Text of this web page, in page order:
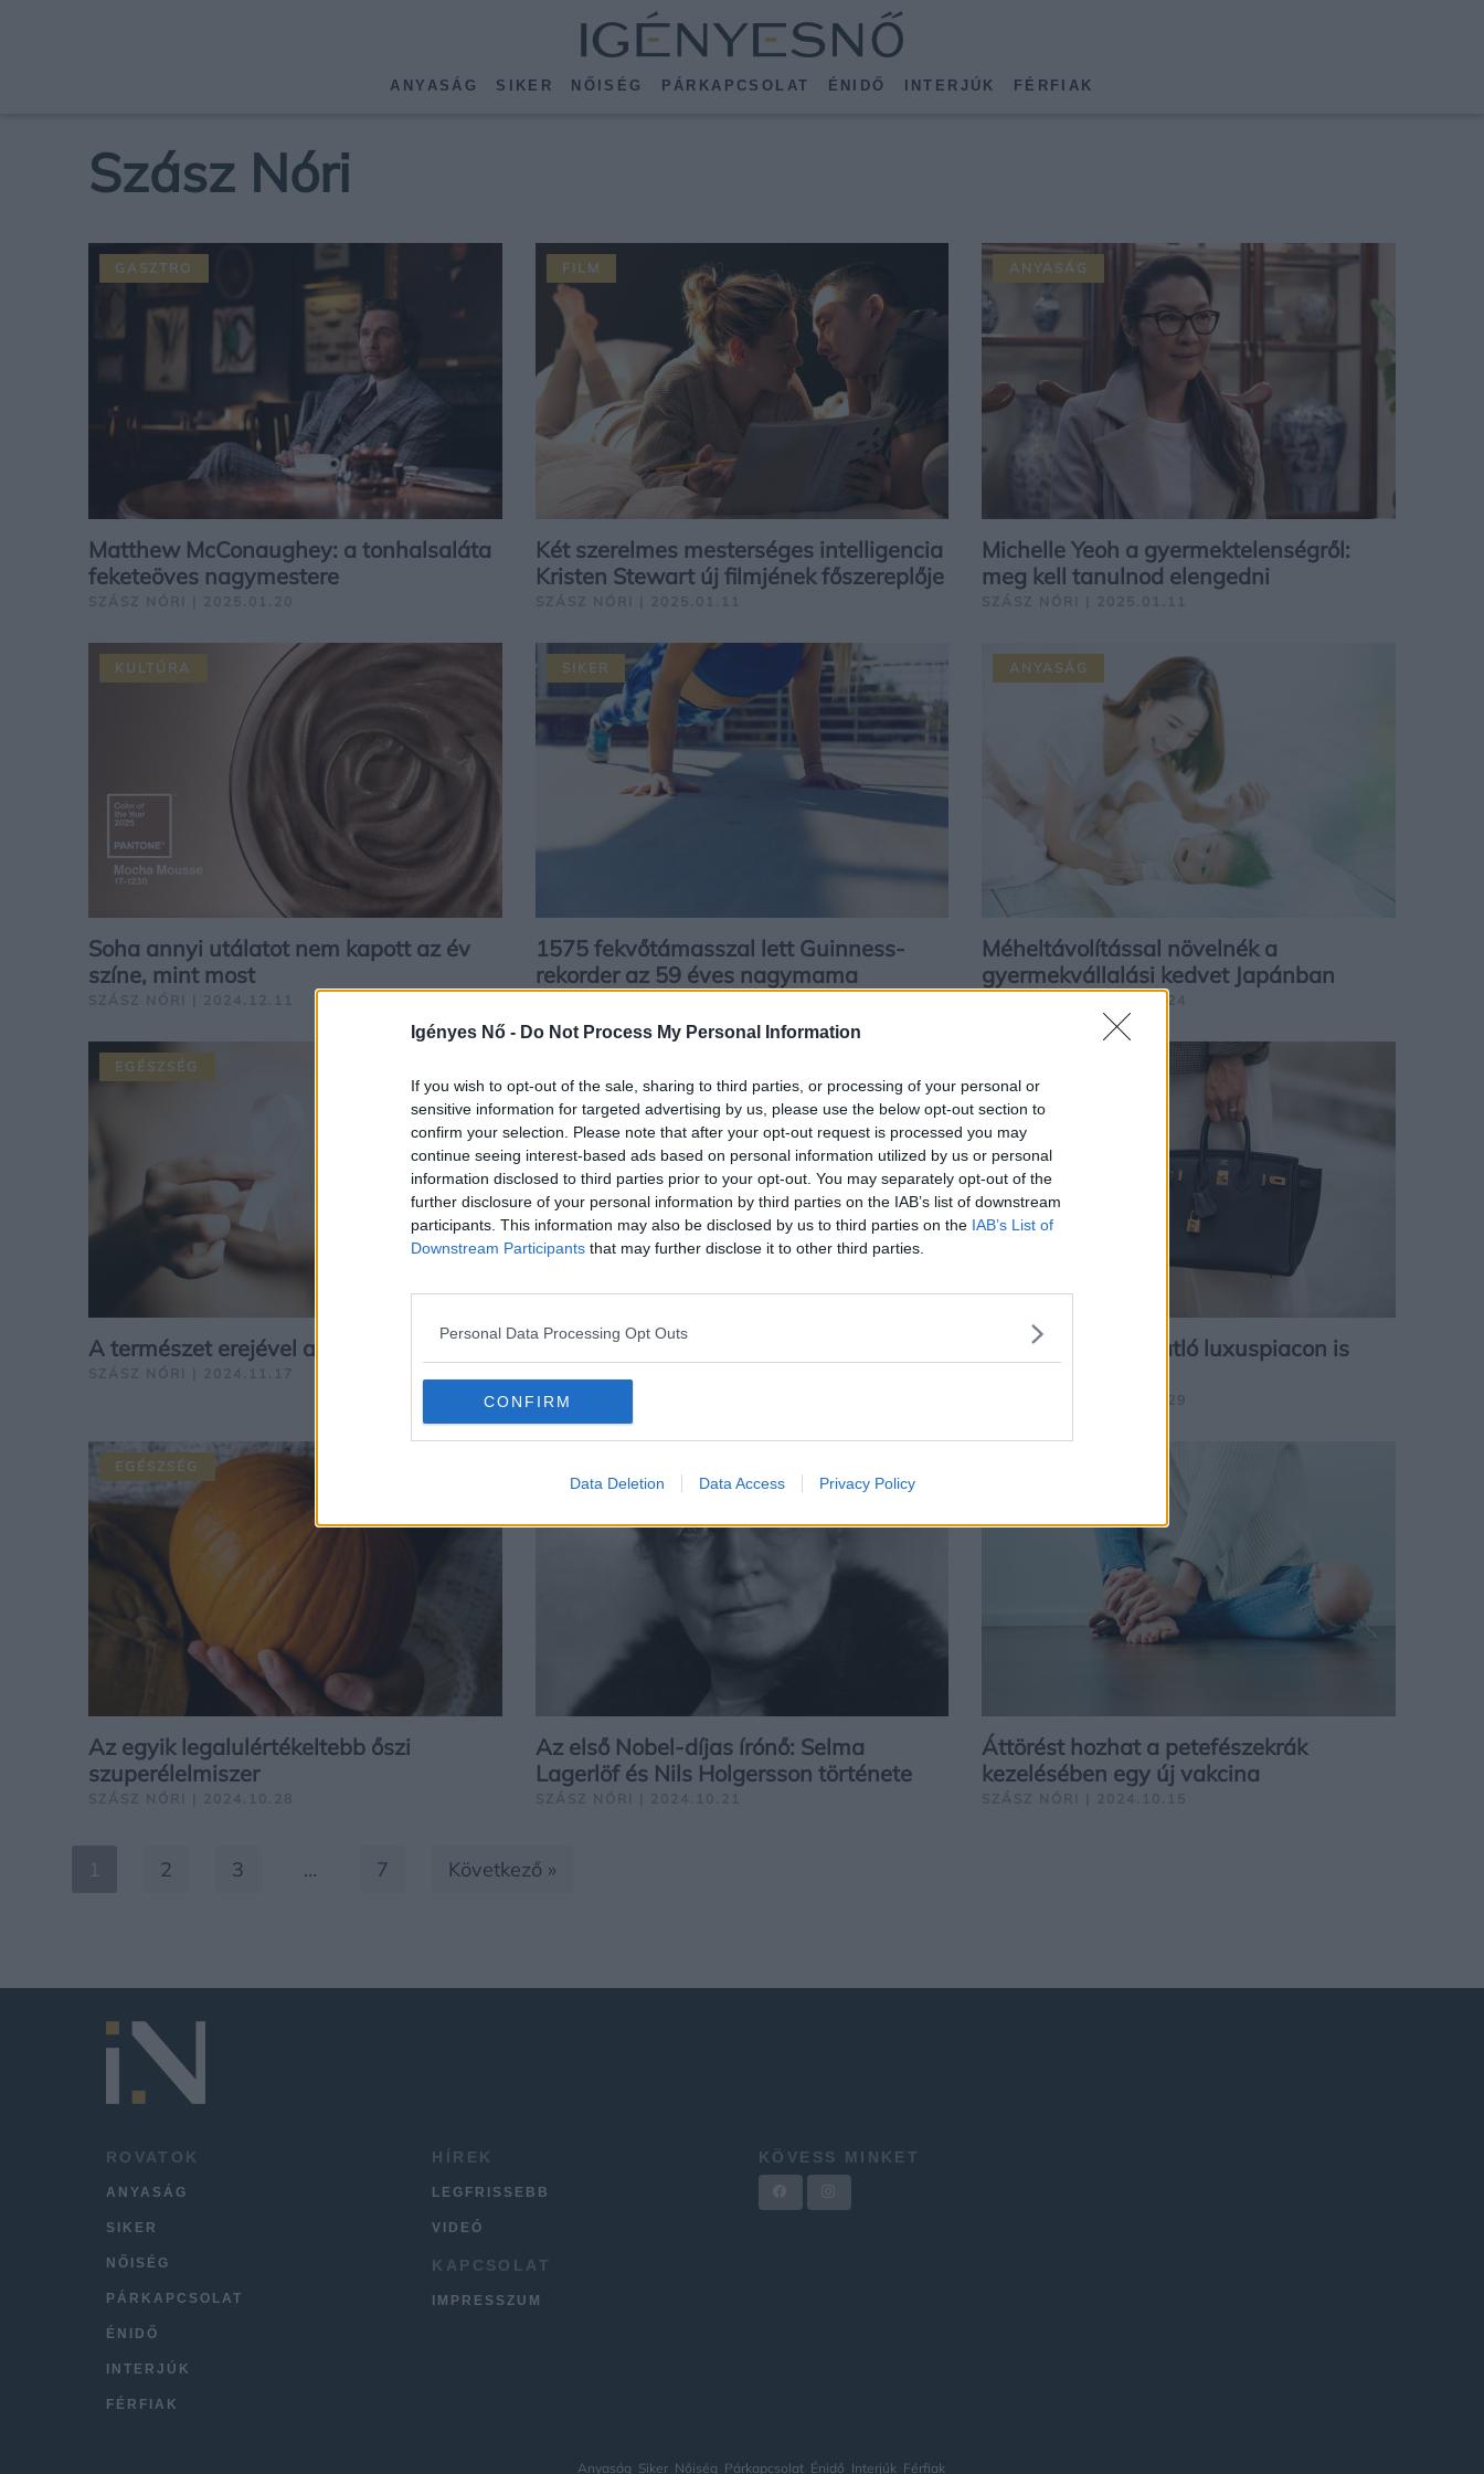
Igényes Nő - Do Not Process My Personal Information
If you wish to opt-out of the sale, sharing to third parties, or processing of your personal or
sensitive information for targeted advertising by us, please use the below opt-out section to
confirm your selection. Please note that after your opt-out request is processed you may
continue seeing interest-based ads based on personal information utilized by us or personal
information disclosed to third parties prior to your opt-out. You may separately opt-out of the
further disclosure of your personal information by third parties on the IAB’s list of downstream
participants. This information may also be disclosed by us to third parties on the IAB’s List of
Downstream Participants that may further disclose it to other third parties.
Personal Data Processing Opt Outs
CONFIRM
Data Deletion Data Access Privacy Policy
ANYASÁG SIKER NŐISÉG PÁRKAPCSOLAT ÉNIDŐ INTERJÚK FÉRFIAK
Szász Nóri
Matthew McConaughey: a tonhalsaláta
feketeöves nagymestere
SZÁSZ NÓRI | 2025.01.20
GASZTRO
Két szerelmes mesterséges intelligencia
Kristen Stewart új filmjének főszereplője
SZÁSZ NÓRI | 2025.01.11
FILM
Michelle Yeoh a gyermektelenségről:
meg kell tanulnod elengedni
SZÁSZ NÓRI | 2025.01.11
ANYASÁG
Soha annyi utálatot nem kapott az év
színe, mint most
SZÁSZ NÓRI | 2024.12.11
KULTÚRA
1575 fekvőtámasszal lett Guinness-
rekorder az 59 éves nagymama
SIKER
Méheltávolítással növelnék a
gyermekvállalási kedvet Japánban
SZÁSZ NÓRI | 2024.11.24
ANYASÁG
A természet erejével a mellrák ellen
SZÁSZ NÓRI | 2024.11.17
EGÉSZSÉG
Ausztrália betiltaná a közösségi médiát
16 éven aluliak számára
SZÁSZ NÓRI | 2024.11.15
A Hermès a hanyatló luxuspiacon is
SZÁSZ NÓRI | 2024.10.29
Az egyik legalulértékeltebb őszi
szuperélelmiszer
SZÁSZ NÓRI | 2024.10.28
EGÉSZSÉG
Az első Nobel-díjas írónő: Selma
Lagerlöf és Nils Holgersson története
SZÁSZ NÓRI | 2024.10.21
Áttörést hozhat a petefészekrák
kezelésében egy új vakcina
SZÁSZ NÓRI | 2024.10.15
1 2 3 … 7 Következő »
ROVATOK
ANYASÁG
SIKER
NŐISÉG
PÁRKAPCSOLAT
ÉNIDŐ
INTERJÚK
FÉRFIAK
HÍREK
LEGFRISSEBB
VIDEÓ
KAPCSOLAT
IMPRESSZUM
KÖVESS MINKET
Anyaság Siker Nőiség Párkapcsolat Énidő Interjúk Férfiak